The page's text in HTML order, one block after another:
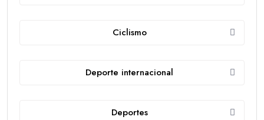
Ciclismo
Deporte internacional
Deportes